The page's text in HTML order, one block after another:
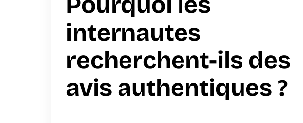
internautes
recherchent-ils des
avis authentiques ?